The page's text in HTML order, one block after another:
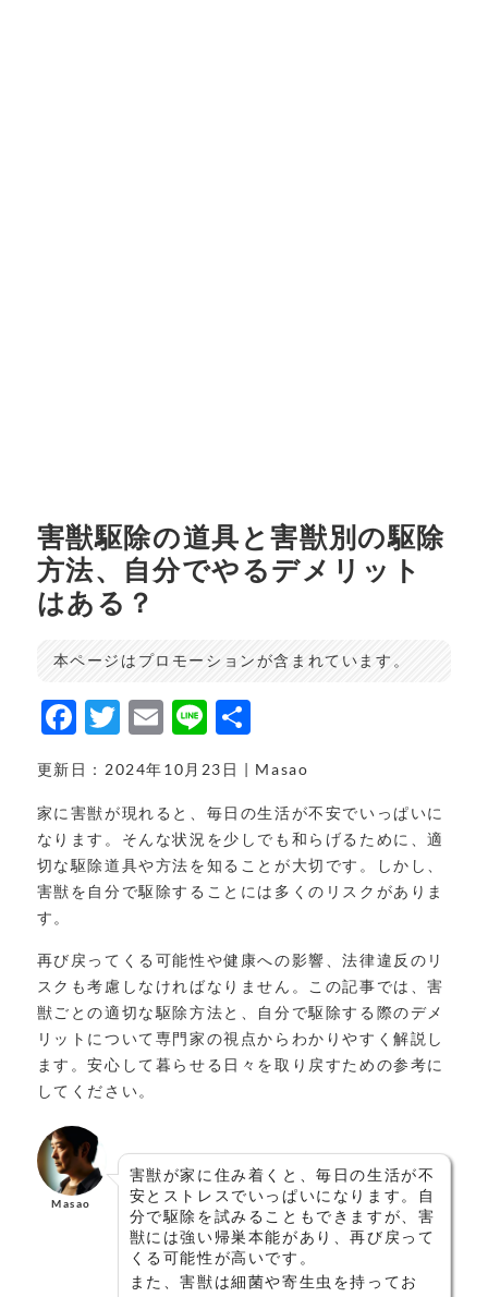
害獣駆除の道具と害獣別の駆除
方法、自分でやるデメリット
はある？
本ページはプロモーションが含まれています。
F
c
e
b
o
k
T
it
t
e
r
E
ai
l
Li
e
共
更新日：2024年10月23日 | Masao
家に害獣が現れると、毎日の生活が不安でいっぱいに
なります。そんな状況を少しでも和らげるために、適
切な駆除道具や方法を知ることが大切です。しかし、
害獣を自分で駆除することには多くのリスクがありま
す。
再び戻ってくる可能性や健康への影響、法律違反のリ
スクも考慮しなければなりません。この記事では、害
獣ごとの適切な駆除方法と、自分で駆除する際のデメ
リットについて専門家の視点からわかりやすく解説し
ます。安心して暮らせる日々を取り戻すための参考に
してください。
Masao
害獣が家に住み着くと、毎日の生活が不
安とストレスでいっぱいになります。自
分で駆除を試みることもできますが、害
獣には強い帰巣本能があり、再び戻って
くる可能性が高いです。
また、害獣は細菌や寄生虫を持ってお